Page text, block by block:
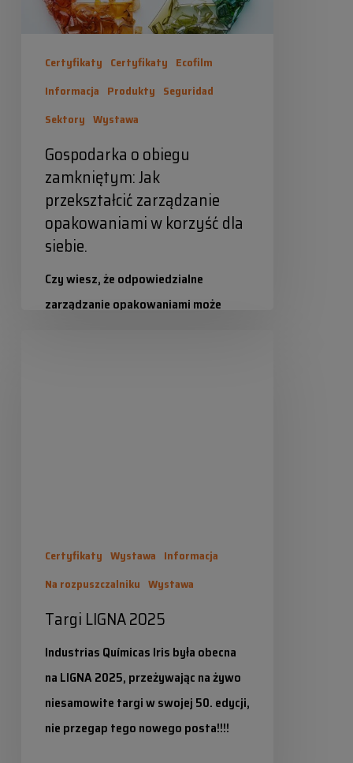
opakowaniami
siebie.
Certyfikaty Certyfikaty Ecofilm
Informacja Produkty Seguridad
Sektory Wystawa
Gospodarka o obiegu
zamkniętym: Jak
przekształcić zarządzanie
opakowaniami w korzyść dla
siebie.
Czy wiesz, że odpowiedzialne
zarządzanie opakowaniami może
Certyfikaty Wystawa Informacja
Na rozpuszczalniku Wystawa
Targi LIGNA 2025
Industrias Químicas Iris była obecna
na LIGNA 2025, przeżywając na żywo
niesamowite targi w swojej 50. edycji,
nie przegap tego nowego posta!!!!